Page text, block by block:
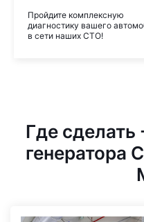
Пройдите комплексную
диагностику вашего
в сети наших СТО!
Где
генератора